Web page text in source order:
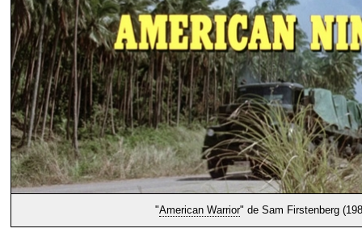
"American Warrior" de Sam Firstenberg